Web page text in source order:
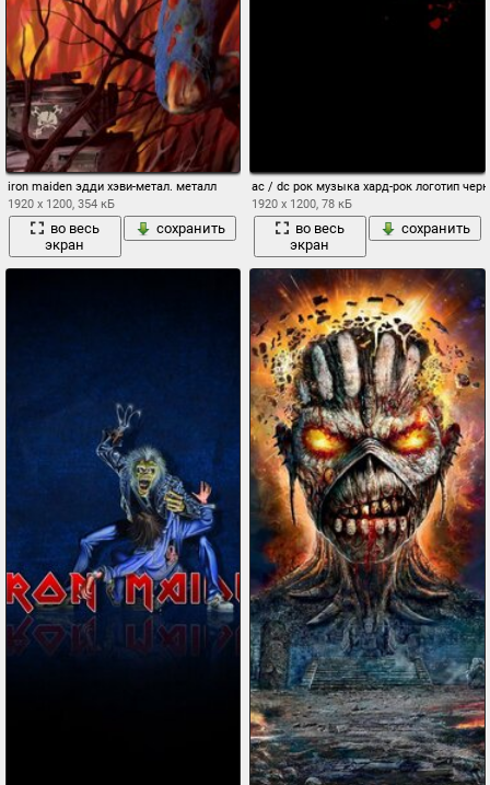
iron maiden эдди хэви-метал. металл
1920 x 1200, 354 кБ
во весь
экран
сохранить
ac / dc рок музыка хард-рок логотип
1920 x 1200, 78 кБ
во весь
экран
сохранить